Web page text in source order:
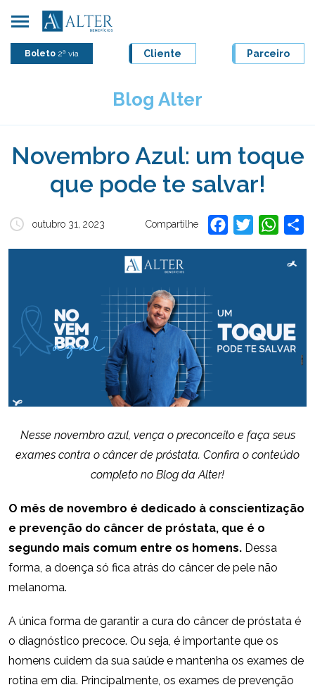
Boleto 2ª via Cliente Parceiro
Blog Alter
Novembro Azul: um toque
que pode te salvar!
outubro 31, 2023 Compartilhe Facebook
Twitter
Nesse novembro azul, vença o preconceito e faça seus
exames contra o câncer de próstata. Confira o conteúdo
completo no Blog da Alter!
O mês de novembro é dedicado à conscientização
e prevenção do câncer de próstata, que é o
segundo mais comum entre os homens. Dessa
forma, a doença só fica atrás do câncer de pele não
melanoma.
A única forma de garantir a cura do câncer de próstata é
o diagnóstico precoce. Ou seja, é importante que os
homens cuidem da sua saúde e mantenha os exames de
rotina em dia. Principalmente, os exames de prevenção